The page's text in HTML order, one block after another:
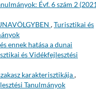
Évf. 6 szám 2
,Turisztikai és
ennek hatása a dunai
és Vidékfejlesztési
karakterisztikája,
Tanulmányok